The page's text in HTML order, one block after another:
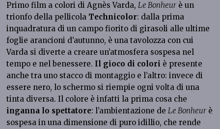
Primo film a colori di Agnès Varda,Le Bonheur è un
trionfo della pellicola Technicolor: dalla prima
inquadratura di un campo fiorito di girasoli alle ultime
foglie arancioni d’autunno, è una tavolozza con cui
Varda si diverte a creare un’atmosfera sospesa nel
tempo e nel benessere. Il gioco di colori è presente
anche tra uno stacco di montaggio e l’altro: invece di
essere nero, lo schermo si riempie ogni volta di una
tinta diversa. Il colore è infatti la prima cosa che
inganna lo spettatore: l’ambientazione deLe Bonheur è
sospesa in una dimensione di puro idillio, che rende